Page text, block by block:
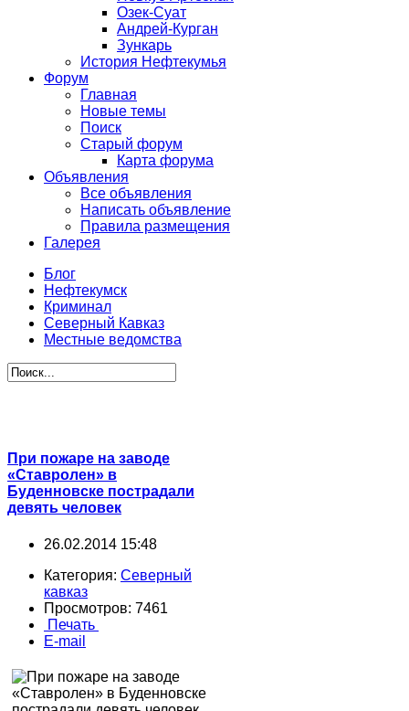
Озек-Суат
Андрей-Курган
Зункарь
История Нефтекумья
Форум
Главная
Новые темы
Поиск
Старый форум
Карта форума
Объявления
Все объявления
Написать объявление
Правила размещения
Галерея
Блог
Нефтекумск
Криминал
Северный Кавказ
Местные ведомства
При пожаре на заводе
«Ставролен» в
Буденновске пострадали
девять человек
26.02.2014 15:48
Категория: Северный
кавказ
Просмотров: 7461
Печать
E-mail